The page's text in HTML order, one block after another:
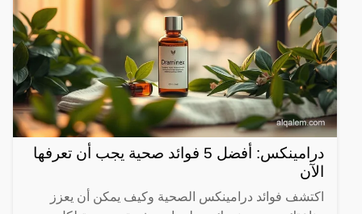
درامينكس: أفضل 5 فوائد صحية يجب أن تعرفها
الآن
اكتشف فوائد درامينكس الصحية وكيف يمكن أن يعزز